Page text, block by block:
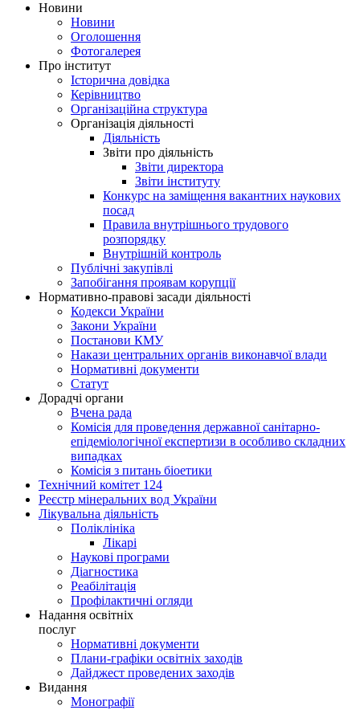
Новини
Новини
Оголошення
Фотогалерея
Про інститут
Історична довідка
Керівництво
Організаційна структура
Організація діяльності
Діяльність
Звіти про діяльність
Звіти директора
Звіти інституту
Конкурс на заміщення вакантних наукових
посад
Правила внутрішнього трудового
розпорядку
Внутрішній контроль
Публічні закупівлі
Запобігання проявам корупції
Нормативно-правові засади діяльності
Кодекси України
Закони України
Постанови КМУ
Накази центральних органів виконавчої влади
Нормативні документи
Статут
Дорадчі органи
Вчена рада
Комісія для проведення державної санітарно-
епідеміологічної експертизи в особливо складних
випадках
Комісія з питань біоетики
Технічний комітет 124
Реєстр мінеральних вод України
Лікувальна діяльність
Поліклініка
Лікарі
Наукові програми
Діагностика
Реабілітація
Профілактичні огляди
Надання освітніх
послуг
Нормативні документи
Плани-графіки освітніх заходів
Дайджест проведених заходів
Видання
Монографії